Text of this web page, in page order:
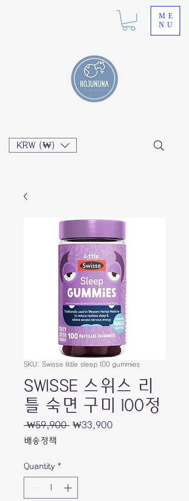
ME
NU
KRW (₩)
SKU: Swisse little sleep 100 gummies
SWISSE 스위스 리
틀 숙면 구미 100정
₩59,900 Regular
₩33,900
배송정책
Quantity *